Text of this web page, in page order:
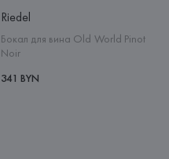
Riedel
Бокал для вина Old World Pinot
Noir
341 BYN